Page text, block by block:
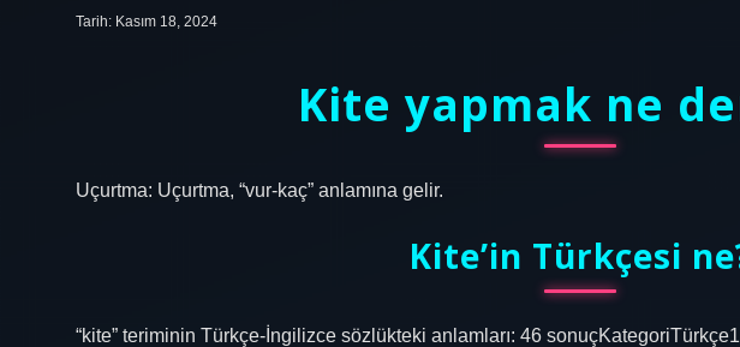
Tarih: Kasım 18, 2024
Kite yapmak ne
Uçurtma: Uçurtma, “vur-kaç” anlamına gelir.
Kite’in Türkçesi
“kite” teriminin Türkçe-İngilizce sözlükteki anlamları: 46